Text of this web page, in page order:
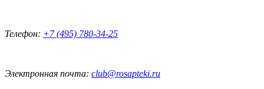
Телефон: +7 (495) 780-34-25
Электронная почта: club@rosapteki.ru